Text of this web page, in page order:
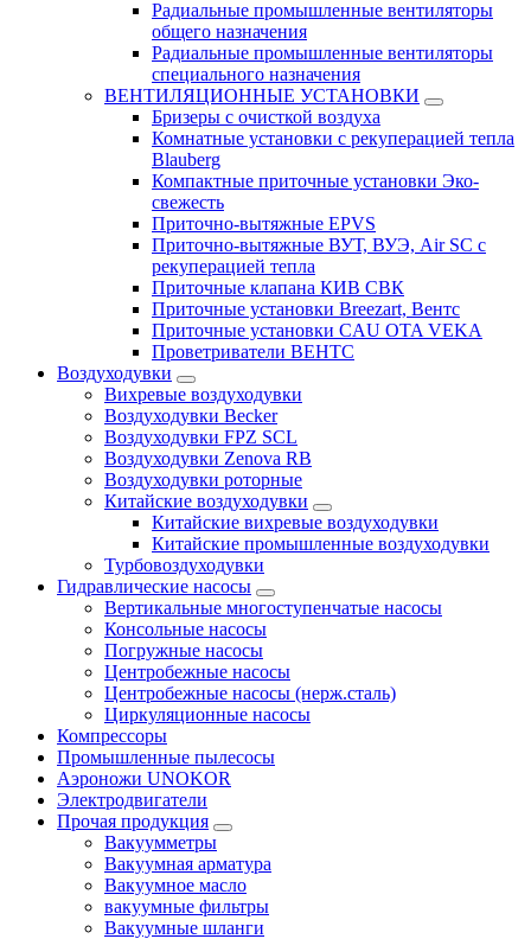
Радиальные промышленные вентиляторы
общего назначения
Радиальные промышленные вентиляторы
специального назначения
ВЕНТИЛЯЦИОННЫЕ УСТАНОВКИ
Бризеры с очисткой воздуха
Комнатные установки с рекуперацией тепла
Blauberg
Компактные приточные установки Эко-
свежесть
Приточно-вытяжные EPVS
Приточно-вытяжные ВУТ, ВУЭ, Air SC с
рекуперацией тепла
Приточные клапана КИВ СВК
Приточные установки Breezart, Вентс
Приточные установки CAU OTA VEKA
Проветриватели ВЕНТС
Воздуходувки
Вихревые воздуходувки
Воздуходувки Becker
Воздуходувки FPZ SCL
Воздуходувки Zenova RB
Воздуходувки роторные
Китайские воздуходувки
Китайские вихревые воздуходувки
Китайские промышленные воздуходувки
Турбовоздуходувки
Гидравлические насосы
Вертикальные многоступенчатые насосы
Консольные насосы
Погружные насосы
Центробежные насосы
Центробежные насосы (нерж.сталь)
Циркуляционные насосы
Компрессоры
Промышленные пылесосы
Аэроножи UNOKOR
Электродвигатели
Прочая продукция
Вакуумметры
Вакуумная арматура
Вакуумное масло
вакуумные фильтры
Вакуумные шланги